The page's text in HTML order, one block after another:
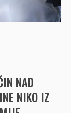
NAD
NIKO IZ